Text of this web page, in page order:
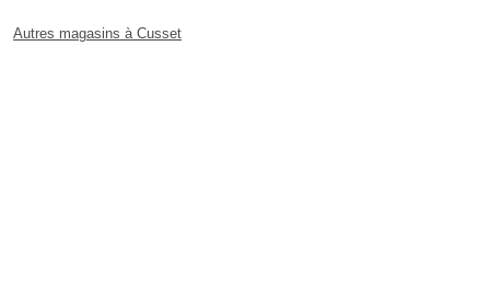
Autres magasins à Cusset